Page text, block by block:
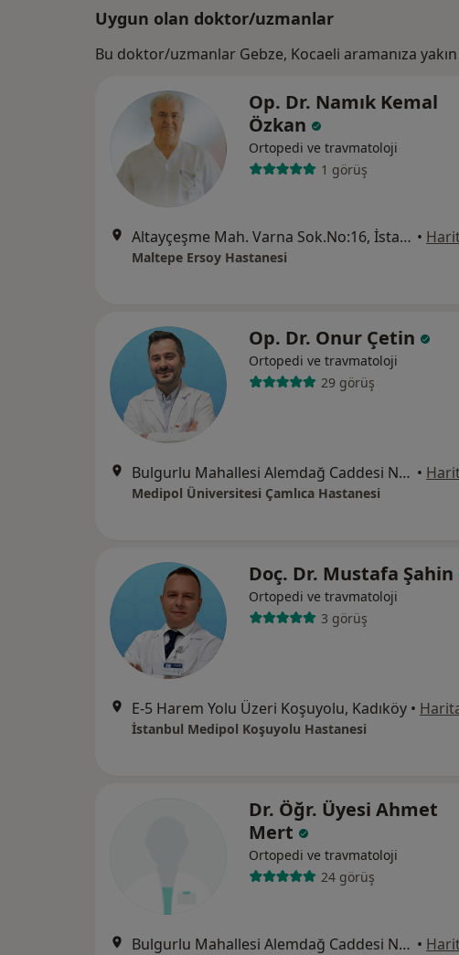
Uygun olan doktor/uzmanlar
Bu doktor/uzmanlar Gebze, Kocaeli aramanıza
Op. Dr. Namık Kemal
Özkan
Ortopedi ve travmatoloji
1 görüş
Altayçeşme Mah. Varna Sok.No:16, İstanbul •
Maltepe Ersoy Hastanesi
Op. Dr. Onur Çetin
Ortopedi ve travmatoloji
29 görüş
Bulgurlu Mahallesi Alemdağ Caddesi No:100, Üsküdar •
Medipol Üniversitesi Çamlıca Hastanesi
Doç. Dr. Mustafa Şahin
Ortopedi ve travmatoloji
3 görüş
E-5 Harem Yolu Üzeri Koşuyolu, Kadıköy •
İstanbul Medipol Koşuyolu Hastanesi
Dr. Öğr. Üyesi Ahmet
Mert
Ortopedi ve travmatoloji
24 görüş
Bulgurlu Mahallesi Alemdağ Caddesi No:100, Üsküdar •